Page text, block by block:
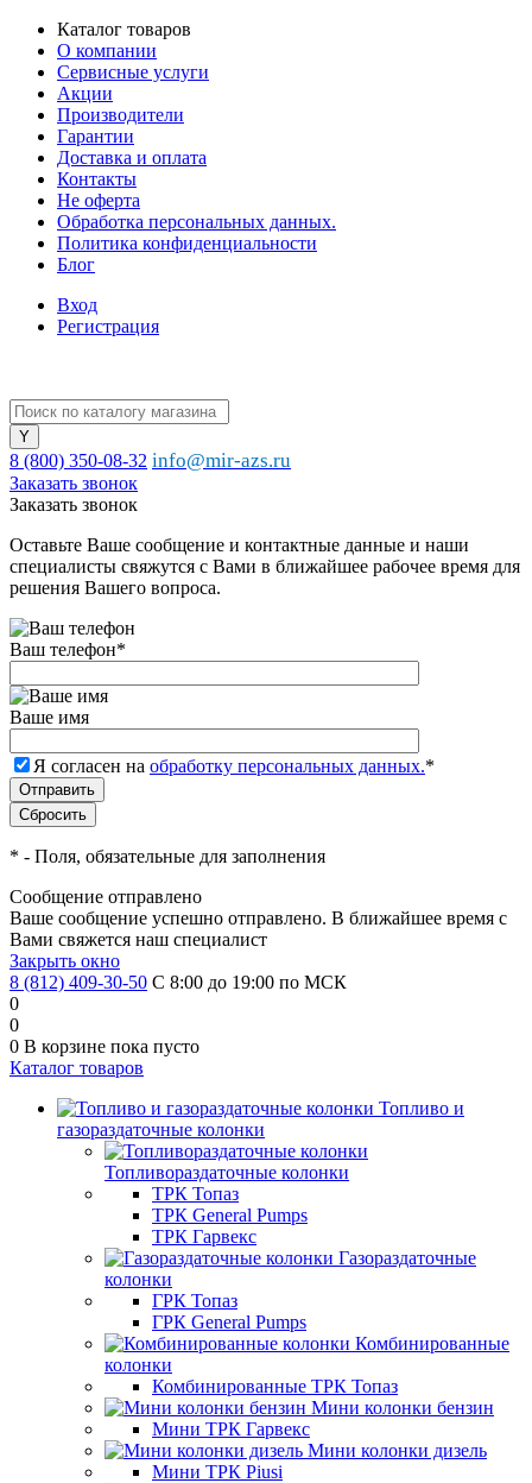
Каталог товаров
О компании
Сервисные услуги
Акции
Производители
Гарантии
Доставка и оплата
Контакты
Не оферта
Обработка персональных данных.
Политика конфиденциальности
Блог
Вход
Регистрация
8 (800) 350-08-32 info@mir-azs.ru
Заказать звонок
Заказать звонок
Оставьте Ваше сообщение и контактные данные и наши
специалисты свяжутся с Вами в ближайшее рабочее время для
решения Вашего вопроса.
Ваш телефон*
Ваше имя
Я согласен на обработку персональных данных.*
* - Поля, обязательные для заполнения
Сообщение отправлено
Ваше сообщение успешно отправлено. В ближайшее время с
Вами свяжется наш специалист
Закрыть окно
8 (812) 409-30-50 С 8:00 до 19:00 по МСК
0
0
0 В корзине пока пусто
Каталог товаров
Топливо и
газораздаточные колонки
Топливораздаточные колонки
ТРК Топаз
ТРК General Pumps
ТРК Гарвекс
Газораздаточные
колонки
ГРК Топаз
ГРК General Pumps
Комбинированные
колонки
Комбинированные ТРК Топаз
Мини колонки бензин
Мини ТРК Гарвекс
Мини колонки дизель
Мини ТРК Piusi